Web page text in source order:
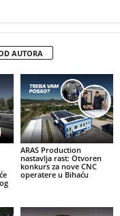
AUTORA
ARAS Production
nastavlja rast: Otvoren
konkurs za nove CNC
operatere u Bihaću